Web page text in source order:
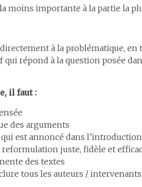
moins importante à la partie la
à la problématique, en
qui répond à la question posée
il faut :
des arguments
est annoncé dans
juste, fidèle et
des textes
tous les auteurs / intervenants